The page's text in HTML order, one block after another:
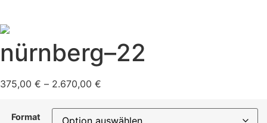
nürnberg–22
375,00 € – 2.670,00 €
Format